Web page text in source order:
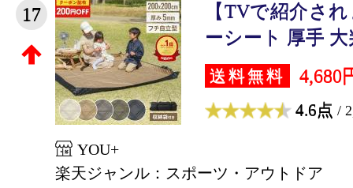
17
【TVで紹介さ
ーシート 厚手 大
送料無料 4,680
4.6点 /
YOU+
楽天ジャンル：スポーツ・アウトドア